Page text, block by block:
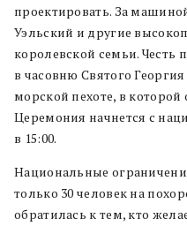
проектировать. За
Уэльский и другие
королевской семьи. Честь
в часовню Святого
морской пехоте, в
Церемония начнется с
в 15:00.
Национальные
только 30 человек на
обратилась к тем, кто